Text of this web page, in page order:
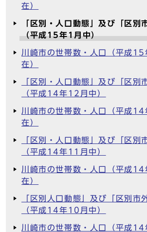
在）
「区別・人口動態」及び「区別
（平成15年1月中）
川崎市の世帯数・人口（平成
在）
「区別・人口動態」及び「区別
（平成14年12月中）
川崎市の世帯数・人口（平成
在）
「区別・人口動態」及び「区別
（平成14年11月中）
川崎市の世帯数・人口（平成
在）
「区別人口動態」及び「区別市
（平成14年10月中）
川崎市の世帯数・人口（平成